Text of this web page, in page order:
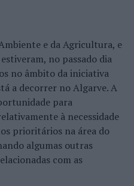
e da Agricultura, e
no passado dia
no âmbito da iniciativa
a decorrer no Algarve. A
para
à necessidade
prioritários na área do
algumas outras
com as